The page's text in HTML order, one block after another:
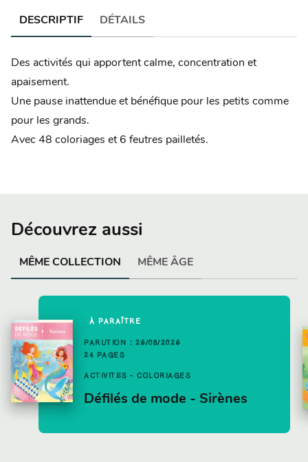
DESCRIPTIF DÉTAILS
Des activités qui apportent calme, concentration et
apaisement.
Une pause inattendue et bénéfique pour les petits comme
pour les grands.
Avec 48 coloriages et 6 feutres pailletés.
Découvrez aussi
MÊME COLLECTION MÊME ÂGE
À PARAÎTRE
PARUTION : 26/08/2026
24 PAGES
ACTIVITÉS - COLORIAGES
Défilés de mode - Sirènes